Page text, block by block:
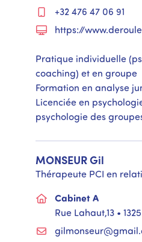
+32 476 47 06 91
https://
Pratique individuelle
coaching) et en groupe
Formation en analyse
Licenciée en
psychologie des
MONSEURGil
Thérapeute PCI en
Cabinet A
Rue Lahaut,13 •